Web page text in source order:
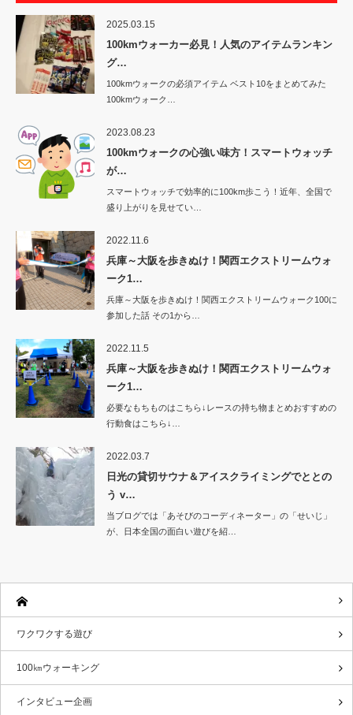
2025.03.15
100kmウォーカー必見！人気のアイテムランキン
グ…
100kmウォークの必須アイテム ベスト10をまとめてみた
100kmウォーク…
2023.08.23
100kmウォークの心強い味方！スマートウォッチ
が…
スマートウォッチで効率的に100km歩こう！近年、全国で
盛り上がりを見せてい…
2022.11.6
兵庫～大阪を歩きぬけ！関西エクストリームウォ
ーク1…
兵庫～大阪を歩きぬけ！関西エクストリームウォーク100に
参加した話 その1から…
2022.11.5
兵庫～大阪を歩きぬけ！関西エクストリームウォ
ーク1…
必要なもちものはこちら↓レースの持ち物まとめおすすめの
行動食はこちら↓…
2022.03.7
日光の貸切サウナ＆アイスクライミングでととの
う v…
当ブログでは「あそびのコーディネーター」の「せいじ」
が、日本全国の面白い遊びを紹…
ワクワクする遊び
100㎞ウォーキング
インタビュー企画